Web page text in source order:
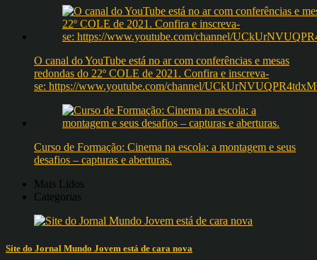
O canal do YouTube está no ar com conferências e mesas
redondas do 22º COLE de 2021. Confira e inscreva-
se: https://www.youtube.com/channel/
Curso de Formação: Cinema na escola: a montagem e seus
desafios – capturas e aberturas.
Mais Lidos
Categorias
Site do Jornal Mundo Jovem está de cara nova